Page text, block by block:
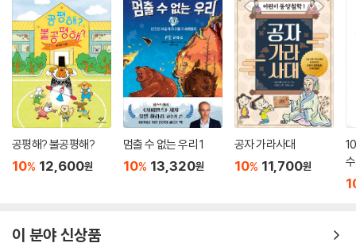
공평해? 불공평해?
10% 12,600원
멈출 수 없는 우리 1
10% 13,320원
공자 가라사대
10% 11,700원
이 분야 신상품